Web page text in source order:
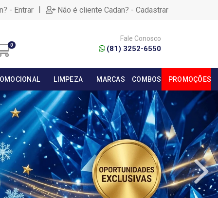
- Entrar | Não é cliente Cadan? - Cadastrar
0
Fale Conosco
(81) 3252-6550
LIMPEZA MARCAS COMBOS PROMOÇÕES